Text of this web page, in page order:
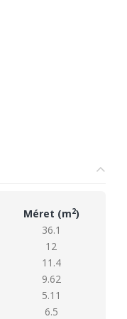
Méret (m2)
36.1
12
11.4
9.62
5.11
6.5